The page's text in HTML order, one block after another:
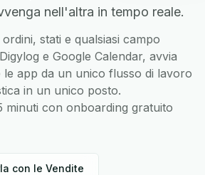
nell'altra in tempo reale.
stati e qualsiasi campo
e Google Calendar, avvia
le app da un unico flusso di lavoro
in un unico posto.
minuti con onboarding gratuito
con le Vendite